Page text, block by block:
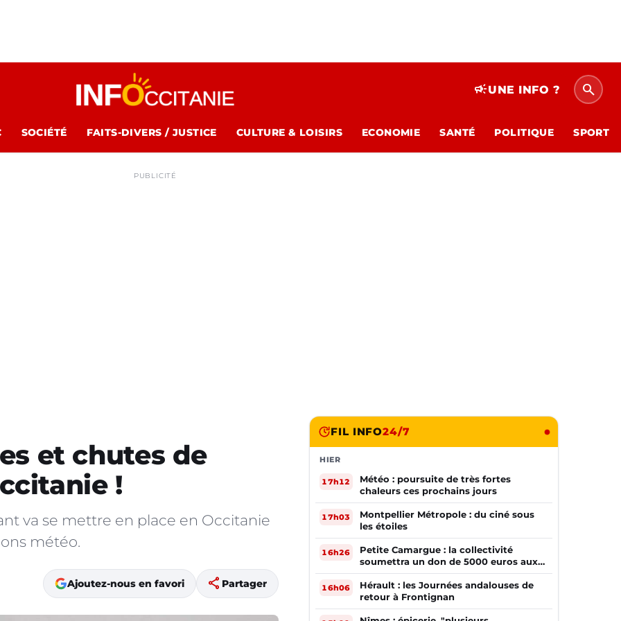
campaignUNE INFO ? search
SOCIÉTÉ FAITS-DIVERS / JUSTICE CULTURE & LOISIRS ECONOMIE SANTÉ POLITIQUE SPORT
PUBLICITÉ
et chutes de
!
va se mettre en place en Occitanie
météo.
Ajoutez-nous en favori share Partager
FIL INFO24/7
HIER
17h12
Météo : poursuite de très fortes
chaleurs ces prochains jours
17h03
Montpellier Métropole : du ciné sous
les étoiles
16h26
Petite Camargue : la collectivité
soumettra un don de 5000 euros aux
sinistrés de la Gironde
16h06
Hérault : les Journées andalouses de
retour à Frontignan